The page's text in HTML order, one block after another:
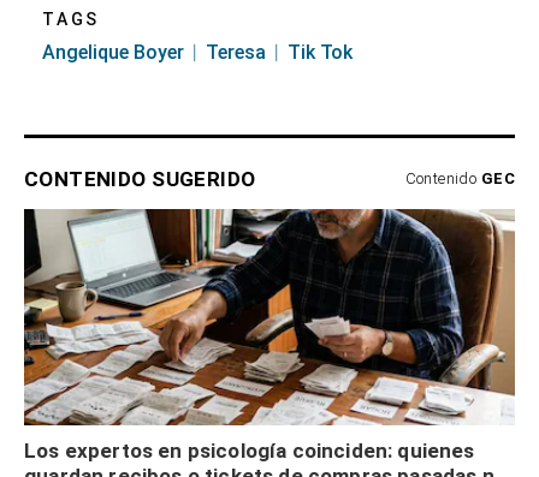
TAGS
Angelique Boyer Teresa Tik Tok
CONTENIDO SUGERIDO Contenido GEC
Los expertos en psicología coinciden: quienes